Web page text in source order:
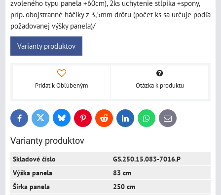
zvoleného typu panela +60cm), 2ks uchytenie stĺpika +spony,
príp. obojstranné háčiky z 3,5mm drôtu (počet ks sa určuje podľa
požadovanej výšky panela)/
Varianty produktov
Pridať k Obľúbeným Otázka k produktu
FacebookTwitter BlueskyPinterestReddit LinkedInWhatsApp
E-
mail
Varianty produktov
GS.250.15.083-7016.P
83 cm
250 cm